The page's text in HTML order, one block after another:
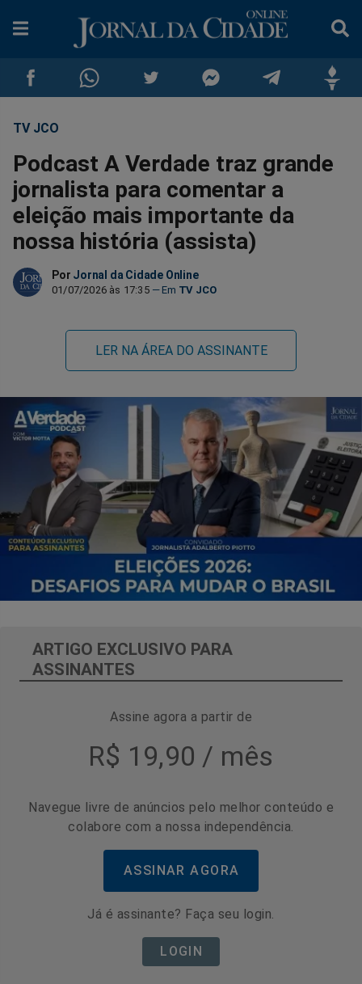
Compartilhar
no
Facebook
no
Whatsapp
no
Twitter
no
Messenger
no
Telegram
no
TV JCO
Podcast A Verdade traz grande
jornalista para comentar a
eleição mais importante da
nossa história (assista)
Por Jornal da Cidade Online
01/07/2026 às 17:35 TV JCO
LER NA ÁREA DO ASSINANTE
ARTIGO EXCLUSIVO PARA
ASSINANTES
Assine agora a partir de
R$ 19,90 / mês
Navegue livre de anúncios pelo melhor conteúdo e
colabore com a nossa independência.
ASSINAR AGORA
Já é assinante? Faça seu login.
LOGIN